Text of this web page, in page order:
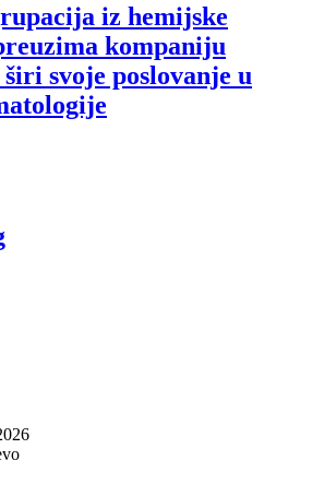
iz hemijske
kompaniju
svoje poslovanje u